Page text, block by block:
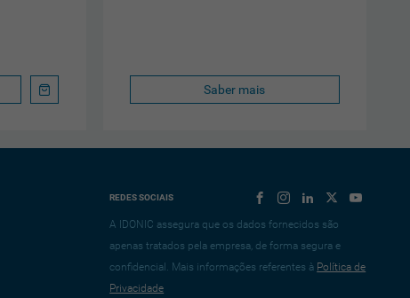
Saber mais
REDES SOCIAIS
A IDONIC assegura que os dados fornecidos são
apenas tratados pela empresa, de forma segura e
confidencial. Mais informações referentes à Política de
Privacidade